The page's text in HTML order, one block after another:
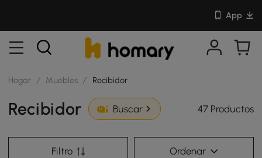
App
Hogar / Muebles / Recibidor
Recibidor Buscar 47 Productos
Filtro Ordenar